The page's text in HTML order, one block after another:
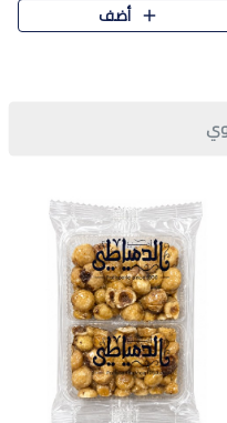
بشكل جميل في علبة أ..
أضف